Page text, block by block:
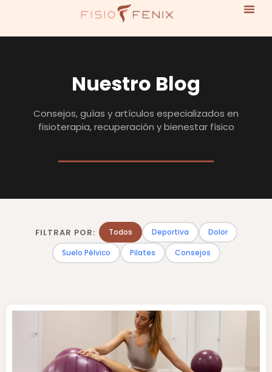
Nuestro Blog
Consejos, guías y artículos especializados en
fisioterapia, recuperación y bienestar físico
FILTRAR POR: Todos Deportiva
Dolor
Suelo Pélvico
Pilates Consejos